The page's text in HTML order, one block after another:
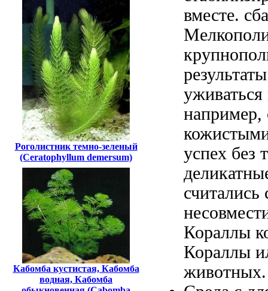
Роголистник темно-зеленый
(Ceratophyllum demersum)
Кабомба кустистая, Кабомба
водная, Кабомба
вместе.
результаты
успех без
считались
Кораллы
Кораллы